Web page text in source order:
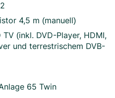
4,5 m (manuell)
(inkl. DVD-Player, HDMI,
und terrestrischem DVB-
65 Twin